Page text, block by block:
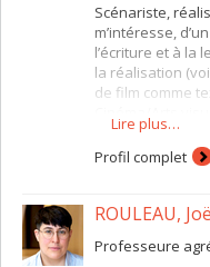
Scénariste,
m’intéresse,
l’écriture et à la
la réalisation
de film comme
Mes intérêts de
théorie et la
(scénarios dits
technologies
l’écriture de
Lire plus…
Profil complet
ROULEAU,
Professeure